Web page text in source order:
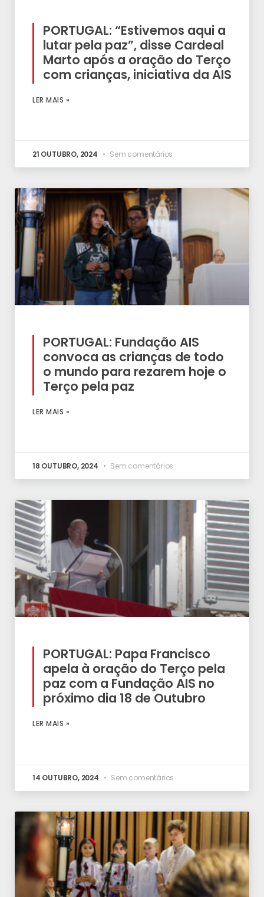
PORTUGAL: “Estivemos aqui a
lutar pela paz”, disse Cardeal
Marto após a oração do Terço
com crianças, iniciativa da AIS
LER MAIS »
21 OUTUBRO, 2024 Sem comentários
PORTUGAL: Fundação AIS
convoca as crianças de todo
o mundo para rezarem hoje o
Terço pela paz
LER MAIS »
18 OUTUBRO, 2024 Sem comentários
PORTUGAL: Papa Francisco
apela à oração do Terço pela
paz com a Fundação AIS no
próximo dia 18 de Outubro
LER MAIS »
14 OUTUBRO, 2024 Sem comentários